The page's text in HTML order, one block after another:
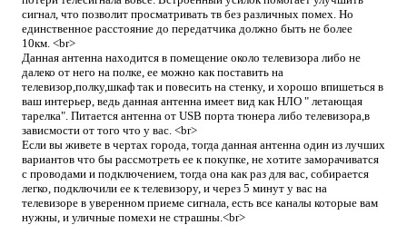
сигнал, что позволит просматривать тв без различных помех. Но
единственное расстояние до передатчика должно быть не более
10км. <br>
Данная антенна находится в помещение около телевизора либо не
далеко от него на полке, ее можно как поставить на
телевизор,полку,шкаф так и повесить на стенку, и хорошо впишеться в
ваш интерьер, ведь данная антенна имеет вид как НЛО " летающая
тарелка". Питается антенна от USB порта тюнера либо телевизора,в
зависмости от того что у вас. <br>
Если вы живете в чертах города, тогда данная антенна один из лучших
вариантов что бы рассмотреть ее к покупке, не хотите заморачиватся
с проводами и подключением, тогда она как раз для вас, собирается
легко, подключили ее к телевизору, и через 5 минут у вас на
телевизоре в уверенном приеме сигнала, есть все каналы которые вам
нужны, и уличные помехи не страшны.<br>